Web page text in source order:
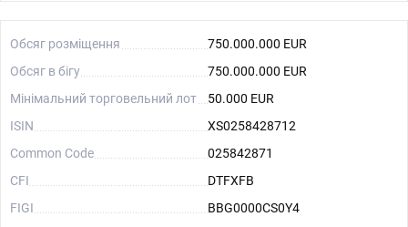
Обсяг розміщення
750.000.000 EUR
Обсяг в бігу
750.000.000 EUR
Мінімальний торговельний лот
50.000 EUR
ISIN
XS0258428712
Common Code
025842871
CFI
DTFXFB
FIGI
BBG0000CS0Y4